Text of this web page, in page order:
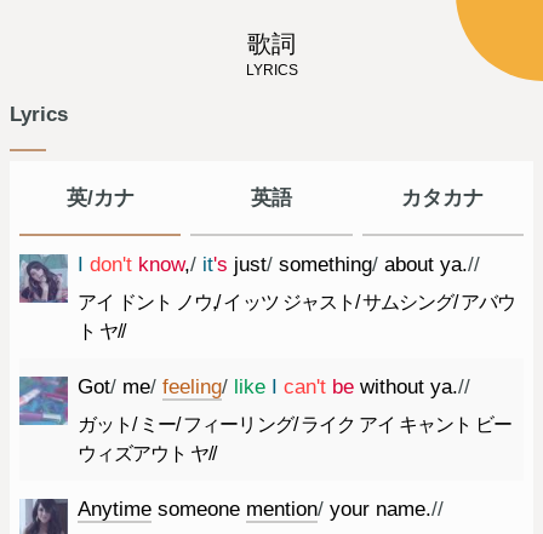
歌詞
LYRICS
Lyrics
英/カナ 英語 カタカナ
I don't know,/ it's just/ something/ about ya.//
アイ ドント ノウ,/ イッツ ジャスト/ サムシング/ アバウ
ト ヤ//
Got/ me/ feeling/ like I can't be without ya.//
ガット/ ミー/ フィーリング/ ライク アイ キャント ビー
ウィズアウト ヤ//
Anytime someone mention/ your name.//